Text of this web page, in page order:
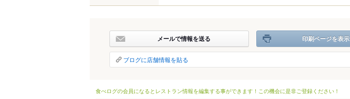
メールで情報を送る 印刷ページを表示
ブログに店舗情報を貼る
食べログの会員になるとレストラン情報を編集する事ができます！この機会に是非ご登録ください！